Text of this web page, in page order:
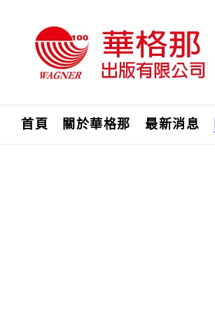
首頁 關於華格那 最新消息